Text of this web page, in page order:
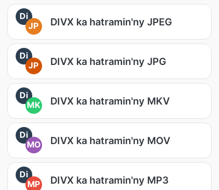
Di
JP
DIVX ka hatramin'ny JPEG
Di
JP
DIVX ka hatramin'ny JPG
Di
MK
DIVX ka hatramin'ny MKV
Di
MO
DIVX ka hatramin'ny MOV
Di
MP
DIVX ka hatramin'ny MP3